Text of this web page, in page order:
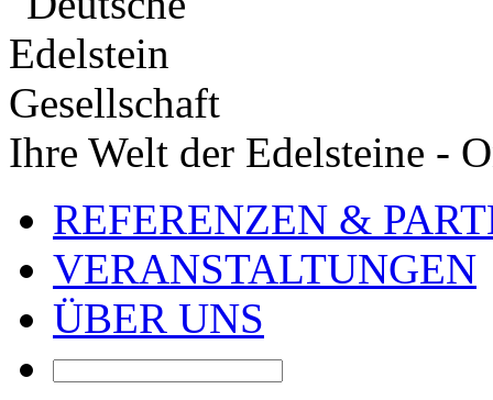
Ihre Welt der Edelsteine -
REFERENZEN &
VERANSTALTUNGEN
ÜBER UNS